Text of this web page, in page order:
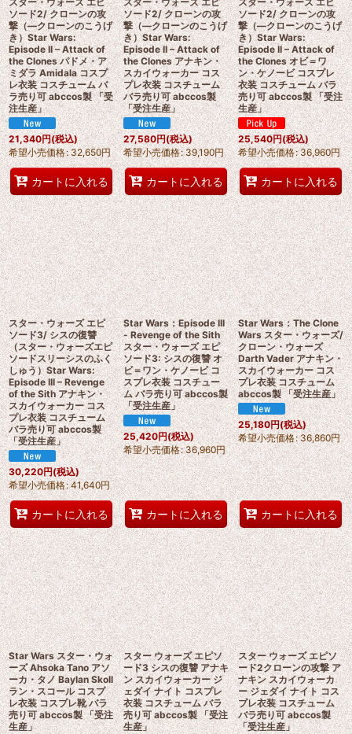
ソード2/ クローンの攻
撃（―クローンのこうげ
き）Star Wars:
Episode II – Attack of
the Clones パドメ・ア
ミダラ Amidala コスプ
レ衣装 コスチューム バ
ラ売り可 abccos製 「受
注生産」
21,340円(税込)
希望小売価格: 32,650円
カートに入れる
ソード2/ クローンの攻
撃（―クローンのこうげ
き）Star Wars:
Episode II – Attack of
the Clones アナキン・
スカイウォーカー コス
プレ衣装 コスチューム
バラ売り可 abccos製
「受注生産」
27,580円(税込)
希望小売価格: 39,190円
カートに入れる
ソード2/ クローンの攻
撃（―クローンのこうげ
き）Star Wars:
Episode II – Attack of
the Clones オビ＝ワ
ン・ケノービ コスプレ
衣装 コスチューム バラ
売り可 abccos製 「受注
生産」
25,540円(税込)
希望小売価格: 36,960円
カートに入れる
スター・ウォーズ エピ
ソード3/ シスの復讐
（スター・ウォーズエピ
ソードスリーシスのふく
しゅう）Star Wars:
Episode III – Revenge
of the Sith アナキン・
スカイウォーカー コス
プレ衣装 コスチューム
バラ売り可 abccos製
「受注生産」
30,220円(税込)
希望小売価格: 41,640円
カートに入れる
Star Wars：Episode III
- Revenge of the Sith
スター・ウォーズ エピ
ソード3: シスの復讐 オ
ビ＝ワン・ケノービ コ
スプレ衣装 コスチュー
ム バラ売り可 abccos製
「受注生産」
25,420円(税込)
希望小売価格: 36,960円
カートに入れる
Star Wars：The Clone
Wars スター・ウォーズ/
クローン・ウォーズ
Darth Vader アナキン・
スカイウォーカー コス
プレ衣装 コスチューム
abccos製 「受注生産」
25,180円(税込)
希望小売価格: 36,860円
カートに入れる
Star Wars スター・ウォ
ーズ Ahsoka Tano アソ
ーカ・タノ Baylan Skoll
ラン・スコール コスプ
レ衣装 コスプレ靴 バラ
売り可 abccos製 「受注
生産」
スター ウォーズ エピソ
ード3 シスの復讐 アナキ
ン スカイウォーカー ジ
ェダイ ナイト コスプレ
衣装 コスチューム バラ
売り可 abccos製 「受注
生産」
スター ウォーズ エピソ
ード2クローンの攻撃 ア
ナキン スカイウォーカ
ー ジェダイ ナイト コス
プレ衣装 コスチューム
バラ売り可 abccos製
「受注生産」